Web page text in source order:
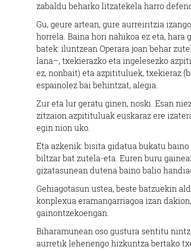
zabaldu beharko litzatekela harro
Gu, geure artean, gure aurreiritzia
horrela. Baina hori nahikoa ez eta, hara
batek: iluntzean Operara joan behar
lana–, txekierazko eta ingelesezko
ez, nonbait) eta azpitituluek, txekieraz
espainolez bai behintzat, alegia.
Zur eta lur geratu ginen, noski. Esan
zitzaion azpitituluak euskaraz ere
egin nion uko.
Eta azkenik: bisita gidatua bukatu
biltzar bat zutela-eta. Euren buru
gizatasunean dutena baino balio
Gehiagotasun ustea, beste batzuekin
konplexua eramangarriagoa izan
gainontzekoengan.
Biharamunean oso gustura sentitu
aurretik lehenengo hizkuntza bertako